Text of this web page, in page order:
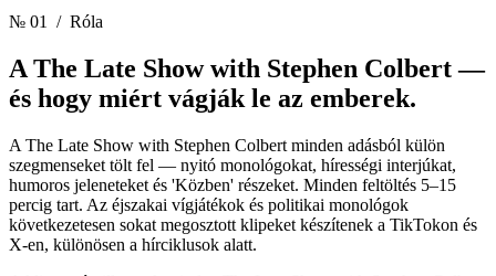
№ 01
/ Róla
A The Late Show with Stephen Colbert —
és hogy miért vágják le az emberek.
A The Late Show with Stephen Colbert minden adásból külön
szegmenseket tölt fel — nyitó monológokat, hírességi interjúkat,
humoros jeleneteket és 'Közben' részeket. Minden feltöltés 5–15
percig tart. Az éjszakai vígjátékok és politikai monológok
következetesen sokat megosztott klipeket készítenek a TikTokon és
X-en, különösen a hírciklusok alatt.